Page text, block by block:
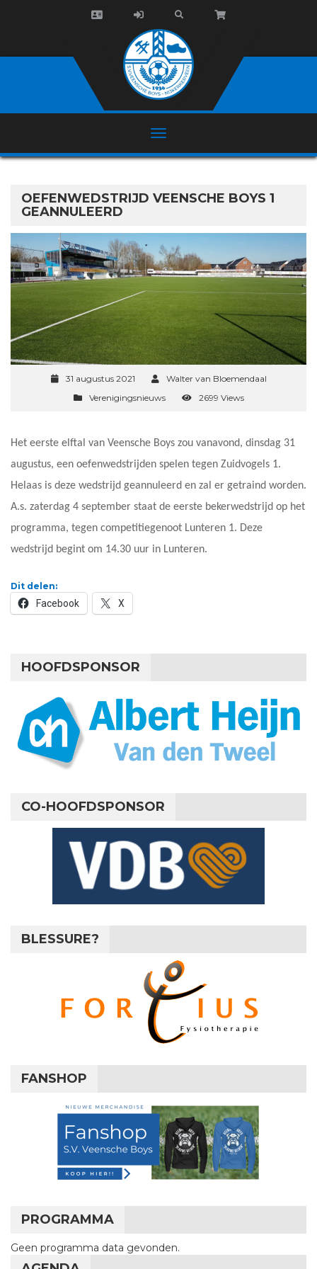
OEFENWEDSTRIJD VEENSCHE BOYS 1
GEANNULEERD
31 augustus 2021
Walter van Bloemendaal
Verenigingsnieuws
2699 Views
Het eerste elftal van Veensche Boys zou vanavond, dinsdag 31
augustus, een oefenwedstrijden spelen tegen Zuidvogels 1.
Helaas is deze wedstrijd geannuleerd en zal er getraind worden.
A.s. zaterdag 4 september staat de eerste bekerwedstrijd op het
programma, tegen competitiegenoot Lunteren 1. Deze
wedstrijd begint om 14.30 uur in Lunteren.
Dit delen:
Facebook X
HOOFDSPONSOR
CO-HOOFDSPONSOR
BLESSURE?
FANSHOP
PROGRAMMA
Geen programma data gevonden.